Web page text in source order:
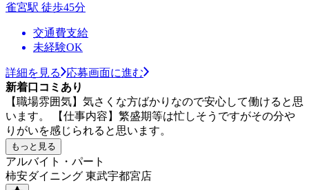
雀宮駅 徒歩45分
交通費支給
未経験OK
詳細を見る
応募画面に進む
新着口コミあり
【職場雰囲気】気さくな方ばかりなので安心して働けると思
います。 【仕事内容】繁盛期等は忙しそうですがその分や
りがいを感じられると思います。
もっと見る
アルバイト・パート
柿安ダイニング 東武宇都宮店